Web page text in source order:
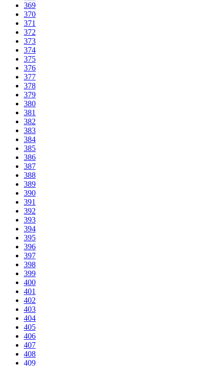
369
370
371
372
373
374
375
376
377
378
379
380
381
382
383
384
385
386
387
388
389
390
391
392
393
394
395
396
397
398
399
400
401
402
403
404
405
406
407
408
409